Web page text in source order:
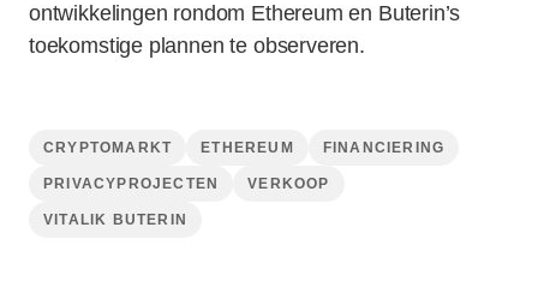
ontwikkelingen rondom Ethereum en Buterin’s
toekomstige plannen te observeren.
CRYPTOMARKT ETHEREUM FINANCIERING
PRIVACYPROJECTEN VERKOOP
VITALIK BUTERIN